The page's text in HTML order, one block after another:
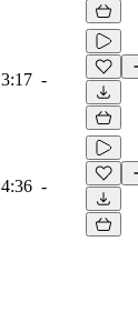
3:17 -
4:36 -